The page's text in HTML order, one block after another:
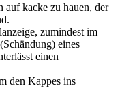
auf kacke zu hauen, der
zumindest im
eines
einen
den Kappes ins